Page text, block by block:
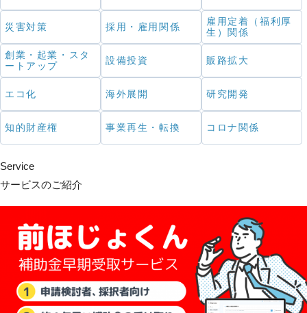
災害対策 採用・雇用関係
雇用定着（福利厚
生）関係
創業・起業・スタ
ートアップ
設備投資 販路拡大
エコ化 海外展開 研究開発
知的財産権 事業再生・転換 コロナ関係
Service
サービスのご紹介